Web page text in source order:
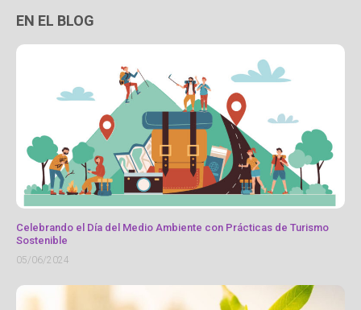
EN EL BLOG
Celebrando el Día del Medio Ambiente con Prácticas de Turismo
Sostenible
05/06/2024